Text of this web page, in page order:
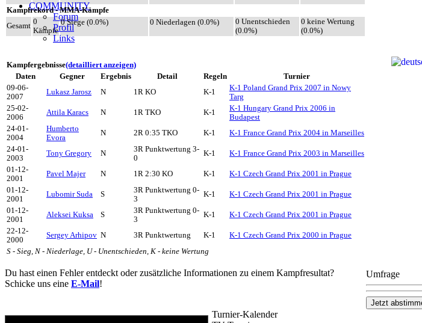
COMMUNITY
Forum
Profil
Links
Kampfrekord - MMA-Kämpfe
Gesamt 0
Kämpfe
0 Siege (0.0%) 0 Niederlagen (0.0%)
0 Unentschieden
(0.0%)
0 keine Wertung
(0.0%)
Kampfergebnisse(detailliert anzeigen)
Daten
Gegner Ergebnis Detail Regeln
Turnier
09-06-
2007
Lukasz Jarosz N 1R KO K-1
K-1 Poland Grand Prix 2007 in Nowy
Targ
25-02-
2006
Attila Karacs N 1R TKO K-1
K-1 Hungary Grand Prix 2006 in
Budapest
24-01-
2004
Humberto
Evora
N 2R 0:35 TKO K-1
K-1 France Grand Prix 2004 in Marseilles
24-01-
2003
Tony Gregory N
3R Punktwertung 3-
0
K-1
K-1 France Grand Prix 2003 in Marseilles
01-12-
2001
Pavel Majer N 1R 2:30 KO K-1
K-1 Czech Grand Prix 2001 in Prague
01-12-
2001
Lubomir Suda S
3R Punktwertung 0-
3
K-1
K-1 Czech Grand Prix 2001 in Prague
01-12-
2001
Aleksei Kuksa S
3R Punktwertung 0-
3
K-1
K-1 Czech Grand Prix 2001 in Prague
22-12-
2000
Sergey Arhipov N 3R Punktwertung K-1
K-1 Czech Grand Prix 2000 in Prague
S - Sieg, N - Niederlage, U - Unentschieden, K - keine Wertung
Du hast einen Fehler entdeckt oder zusätzliche Informationen zu einem Kampfresultat?
Schicke uns eine E-Mail!
Umfrage
Turnier-Kalender